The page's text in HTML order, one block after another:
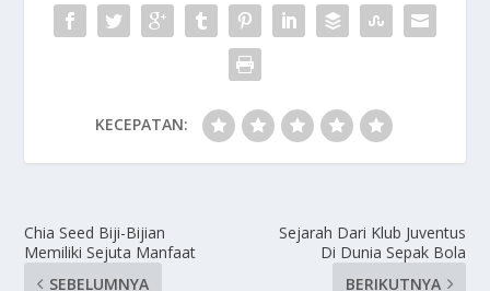
KECEPATAN:
Chia Seed Biji-Bijian
Memiliki Sejuta Manfaat
SEBELUMNYA
Sejarah Dari Klub Juventus
Di Dunia Sepak Bola
BERIKUTNYA